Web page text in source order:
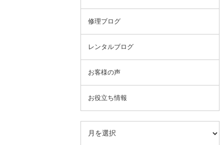
修理ブログ
レンタルブログ
お客様の声
お役立ち情報